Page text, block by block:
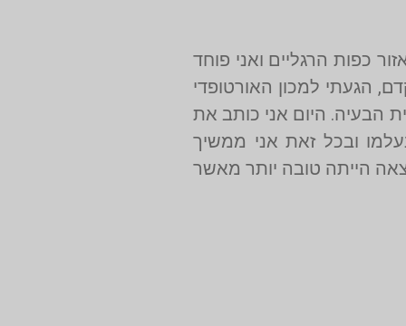
כפות הרגליים ואני פוחד
הגעתי למכון האורטופדי
הבעיה. היום אני כותב את
ובכל זאת אני ממשיך
הייתה טובה יותר מאשר